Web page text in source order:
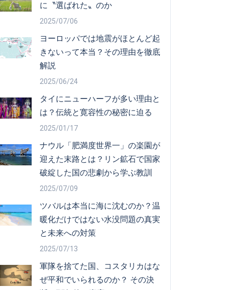
に〝選ばれた〟のか
2025/07/06
ヨーロッパでは地震がほとんど起
きないって本当？その理由を徹底
解説
2025/06/24
タイにニューハーフが多い理由と
は？伝統と寛容性の秘密に迫る
2025/01/17
ナウル「肥満度世界一」の楽園が
迎えた末路とは？リン鉱石で国家
破綻した国の悲劇から学ぶ教訓
2025/07/09
ツバルは本当に海に沈むのか？温
暖化だけではない水没問題の真実
と未来への対策
2025/07/13
軍隊を捨てた国、コスタリカはな
ぜ平和でいられるのか？ その決